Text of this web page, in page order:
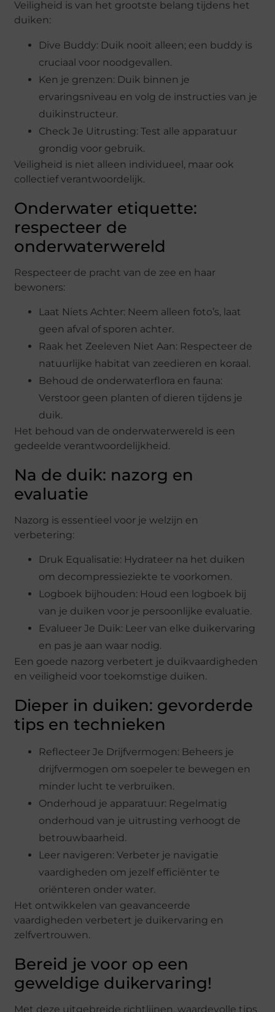
Veiligheid is van het grootste belang tijdens het
duiken:
Dive Buddy: Duik nooit alleen; een buddy is
cruciaal voor noodgevallen.
Ken je grenzen: Duik binnen je
ervaringsniveau en volg de instructies van je
duikinstructeur.
Check Je Uitrusting: Test alle apparatuur
grondig voor gebruik.
Veiligheid is niet alleen individueel, maar ook
collectief verantwoordelijk.
Onderwater etiquette:
respecteer de
onderwaterwereld
Respecteer de pracht van de zee en haar
bewoners:
Laat Niets Achter: Neem alleen foto’s, laat
geen afval of sporen achter.
Raak het Zeeleven Niet Aan: Respecteer de
natuurlijke habitat van zeedieren en koraal.
Behoud de onderwaterflora en fauna:
Verstoor geen planten of dieren tijdens je
duik.
Het behoud van de onderwaterwereld is een
gedeelde verantwoordelijkheid.
Na de duik: nazorg en
evaluatie
Nazorg is essentieel voor je welzijn en
verbetering:
Druk Equalisatie: Hydrateer na het duiken
om decompressieziekte te voorkomen.
Logboek bijhouden: Houd een logboek bij
van je duiken voor je persoonlijke evaluatie.
Evalueer Je Duik: Leer van elke duikervaring
en pas je aan waar nodig.
Een goede nazorg verbetert je duikvaardigheden
en veiligheid voor toekomstige duiken.
Dieper in duiken: gevorderde
tips en technieken
Reflecteer Je Drijfvermogen: Beheers je
drijfvermogen om soepeler te bewegen en
minder lucht te verbruiken.
Onderhoud je apparatuur: Regelmatig
onderhoud van je uitrusting verhoogt de
betrouwbaarheid.
Leer navigeren: Verbeter je navigatie
vaardigheden om jezelf efficiënter te
oriënteren onder water.
Het ontwikkelen van geavanceerde
vaardigheden verbetert je duikervaring en
zelfvertrouwen.
Bereid je voor op een
geweldige duikervaring!
Met deze uitgebreide richtlijnen, waardevolle tips